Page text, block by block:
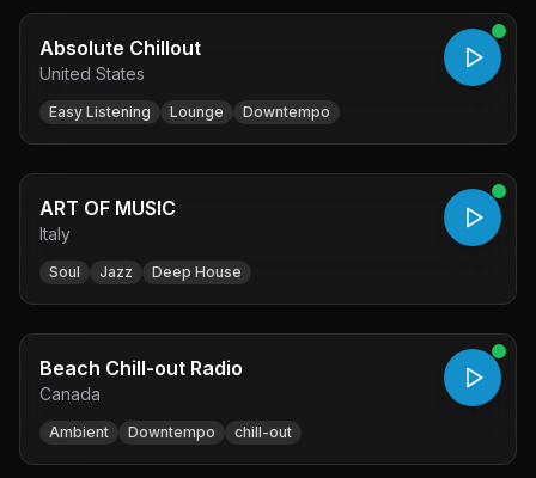
Absolute Chillout
United States
Easy Listening Lounge Downtempo
ART OF MUSIC
Italy
Soul Jazz Deep House
Beach Chill-out Radio
Canada
Ambient Downtempo chill-out